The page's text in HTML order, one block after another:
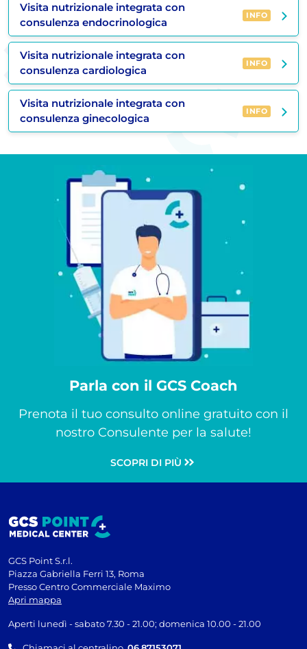
Visita nutrizionale integrata con
consulenza endocrinologica
INFO
Visita nutrizionale integrata con
consulenza cardiologica
INFO
Visita nutrizionale integrata con
consulenza ginecologica
INFO
Parla con il GCS Coach
Prenota il tuo consulto online gratuito con il
nostro Consulente per la salute!
SCOPRI DI PIÙ
GCS Point S.r.l.
Piazza Gabriella Ferri 13, Roma
Presso Centro Commerciale Maximo
Apri mappa
Aperti lunedì - sabato 7.30 - 21.00; domenica 10.00 - 21.00